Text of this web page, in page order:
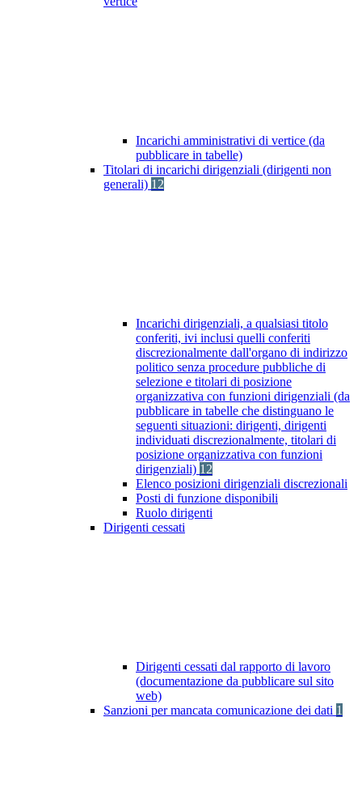
Incarichi amministrativi di vertice (da
pubblicare in tabelle)
Titolari di incarichi dirigenziali (dirigenti non
generali) 12
Incarichi dirigenziali, a qualsiasi titolo
conferiti, ivi inclusi quelli conferiti
discrezionalmente dall'organo di indirizzo
politico senza procedure pubbliche di
selezione e titolari di posizione
organizzativa con funzioni dirigenziali (da
pubblicare in tabelle che distinguano le
seguenti situazioni: dirigenti, dirigenti
individuati discrezionalmente, titolari di
posizione organizzativa con funzioni
dirigenziali) 12
Elenco posizioni dirigenziali discrezionali
Posti di funzione disponibili
Ruolo dirigenti
Dirigenti cessati
Dirigenti cessati dal rapporto di lavoro
(documentazione da pubblicare sul sito
web)
Sanzioni per mancata comunicazione dei dati 1